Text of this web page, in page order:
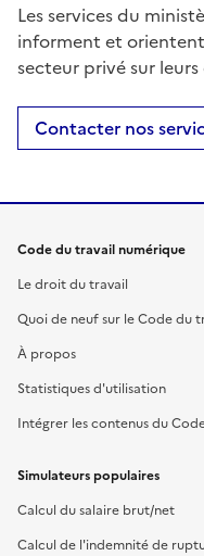
Les services du
informent et
secteur privé sur
Contacter nos
Code du travail numérique
Le droit du travail
Quoi de neuf sur le Code du
À propos
Statistiques d'utilisation
Intégrer les contenus du
Simulateurs populaires
Calcul du salaire brut/net
Calcul de l'indemnité de